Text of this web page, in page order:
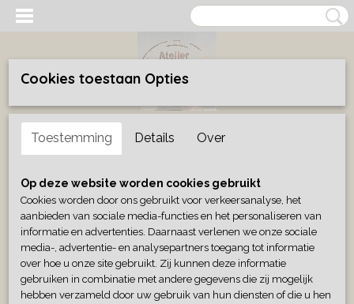
Inloggen Registreren
Home >Wonen>Geurblokjes/wierook>Wierook sandalwood
Cookies toestaan Opties
Toestemming Details Over
Op deze website worden cookies gebruikt
Cookies worden door ons gebruikt voor verkeersanalyse, het
aanbieden van sociale media-functies en het personaliseren van
informatie en advertenties. Daarnaast verlenen we onze sociale
media-, advertentie- en analysepartners toegang tot informatie
over hoe u onze site gebruikt. Zij kunnen deze informatie
gebruiken in combinatie met andere gegevens die zij mogelijk
hebben verzameld door uw gebruik van hun diensten of die u hen